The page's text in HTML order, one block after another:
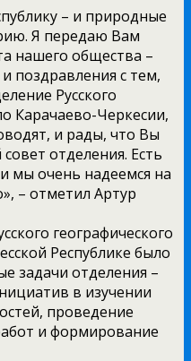
– и природные
Я передаю Вам
нашего общества –
поздравления с тем,
Русского
Карачаево-Черкесии,
и рады, что Вы
отделения. Есть
мы очень надеемся на
– отметил Артур
географического
Республике было
задачи отделения –
в изучении
проведение
и формирование